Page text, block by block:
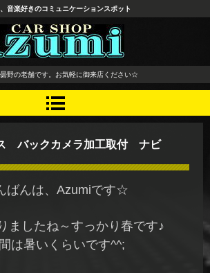
安曇野市 タイヤ ホ
デッドニング カーオ
ディオ レカロシート
音楽好きのコミュニケーションスポット
野の老舗です。お気軽に御来店ください☆
バックカメラ加工取付 ナビ
ばんは、Azumiです☆
ましたね～すっかり春です♪
は暑いくらいです^^;